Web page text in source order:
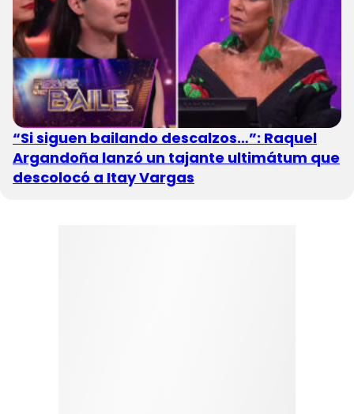
“Si siguen bailando descalzos…”: Raquel
Argandoña lanzó un tajante ultimátum que
descolocó a Itay Vargas